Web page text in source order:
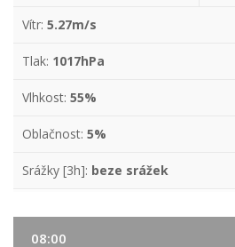
Vítr: 5.27m/s
Tlak: 1017hPa
Vlhkost: 55%
Oblačnost: 5%
Srážky [3h]: beze srážek
08:00